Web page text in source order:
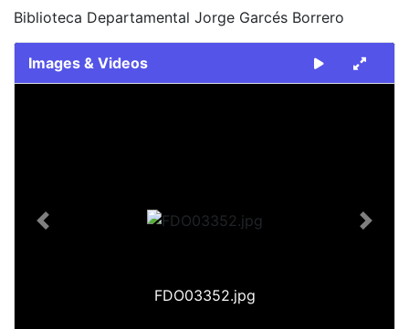
Biblioteca Departamental Jorge Garcés Borrero
Images & Videos
FDO03352.jpg
Previous Next